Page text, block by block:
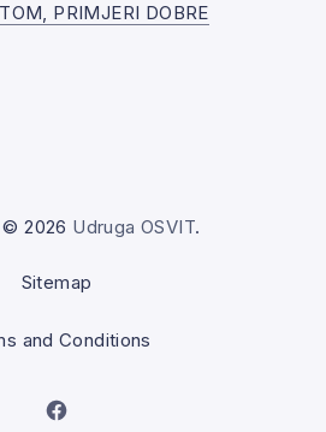
PRIMJERI DOBRE
2026 Udruga OSVIT.
Sitemap
and Conditions
New Window